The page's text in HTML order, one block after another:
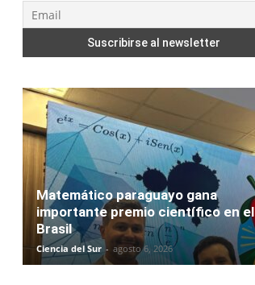
Matemático paraguayo gana
importante premio científico en el
Brasil
Ciencia del Sur - agosto 6, 2026